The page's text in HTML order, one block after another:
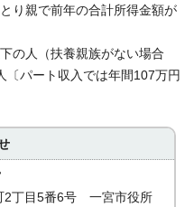
り親で前年の合計所得金額が
の人（扶養親族がない場合
〔パート収入では年間107万円
丁目5番6号 一宮市役所